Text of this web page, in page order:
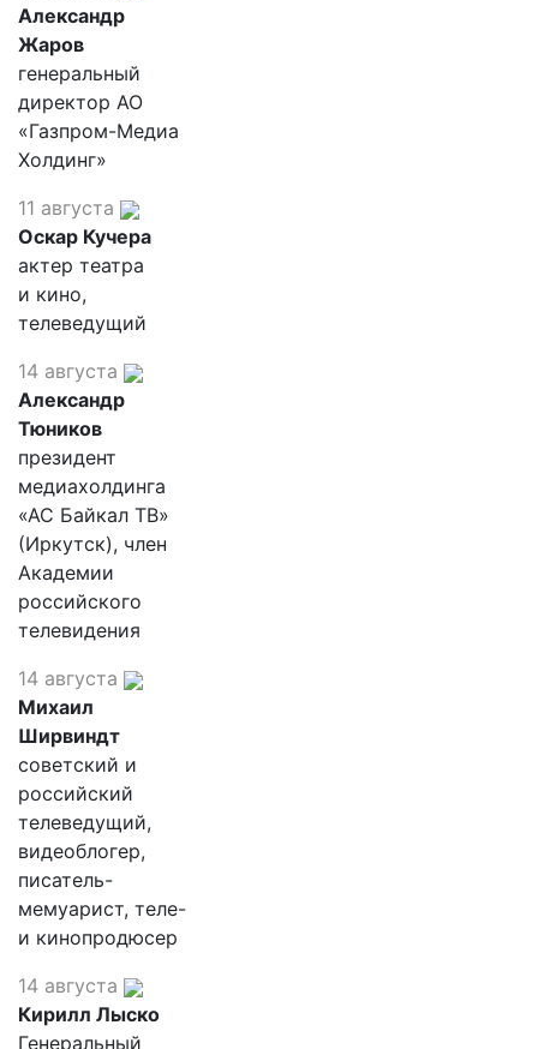
Александр
Жаров
генеральный
директор АО
«Газпром-Медиа
Холдинг»
11 августа
Оскар Кучера
актер театра
и кино,
телеведущий
14 августа
Александр
Тюников
президент
медиахолдинга
«АС Байкал ТВ»
(Иркутск), член
Академии
российского
телевидения
14 августа
Михаил
Ширвиндт
советский и
российский
телеведущий,
видеоблогер,
писатель-
мемуарист, теле-
и кинопродюсер
14 августа
Кирилл Лыско
Генеральный